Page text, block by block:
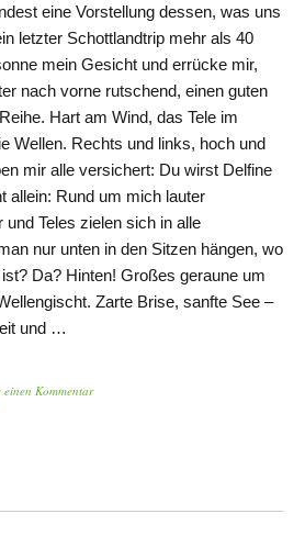
eine Vorstellung dessen, was uns
letzter Schottlandtrip mehr als 40
mein Gesicht und errücke mir,
nach vorne rutschend, einen guten
Hart am Wind, das Tele im
Wellen. Rechts und links, hoch und
mir alle versichert: Du wirst Delfine
allein: Rund um mich lauter
Teles zielen sich in alle
nur unten in den Sitzen hängen, wo
Da? Hinten! Großes geraune um
Zarte Brise, sanfte See –
und …
einen Kommentar